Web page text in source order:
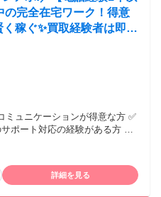
のフィードバックを受けなが
ママになってから
きるので、 子どもの保育園の
立しながら働けています。 業
┗────────────┛
part-time-job_interview/ ※
の完全在宅ワーク！得意
稼ぐ✨買取経験者は即優
ポート対応の経験がある方 ※
※業務遂行が困難
に契約を終了する場合があり
詳細を見る